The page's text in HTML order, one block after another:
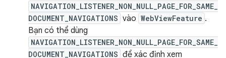
NAVIGATION_LISTENER_NON_NULL_PAGE_FOR_SAME_
DOCUMENT_NAVIGATIONS vào WebViewFeature .
Bạn có thể dùng
NAVIGATION_LISTENER_NON_NULL_PAGE_FOR_SAME_
DOCUMENT_NAVIGATIONS để xác định xem